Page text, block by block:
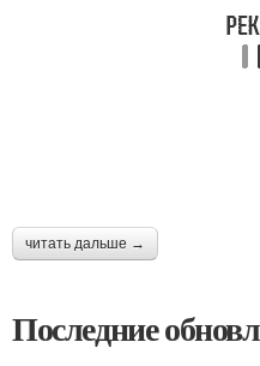
читать дальше →
Последние